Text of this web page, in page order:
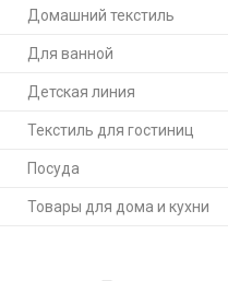
Домашний текстиль
Для ванной
Детская линия
Текстиль для гостиниц
Посуда
Товары для дома и кухни